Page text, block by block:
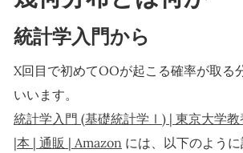
統計学入門から
X回目で初めてOOが起こる確率が取る
いいます。
統計学入門 (基礎統計学Ⅰ) | 東京大学教
|本 | 通販 | Amazon には、以下のよう